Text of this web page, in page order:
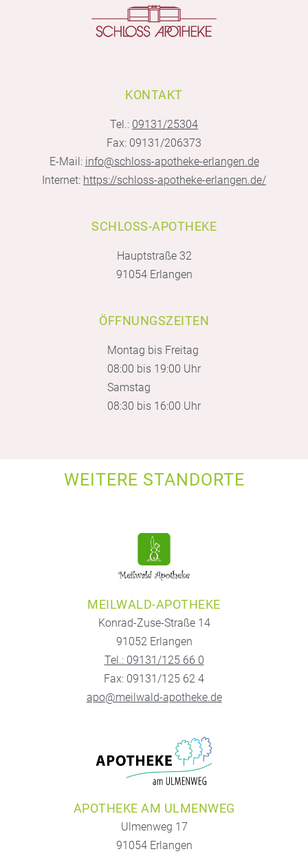
KONTAKT
Tel.: 09131/25304
Fax: 09131/206373
E-Mail: info@schloss-apotheke-erlangen.de
Internet: https://schloss-apotheke-erlangen.de/
SCHLOSS-APOTHEKE
Hauptstraße 32
91054 Erlangen
ÖFFNUNGSZEITEN
Montag bis Freitag
08:00 bis 19:00 Uhr
Samstag
08:30 bis 16:00 Uhr
WEITERE STANDORTE
MEILWALD-APOTHEKE
Konrad-Zuse-Straße 14
91052 Erlangen
Tel.: 09131/125 66 0
Fax: 09131/125 62 4
apo@meilwald-apotheke.de
APOTHEKE AM ULMENWEG
Ulmenweg 17
91054 Erlangen